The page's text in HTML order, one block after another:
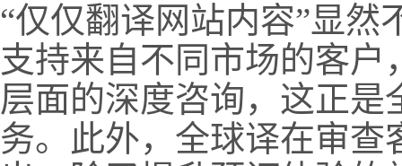
“仅仅翻译网站内容”显然
支持来自不同市场的客
层面的深度咨询，这正
务。此外，全球译在审